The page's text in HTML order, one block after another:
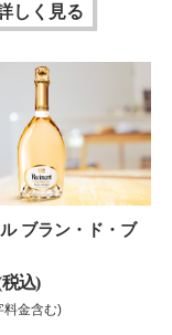
しく見る
ブラン・ド・ブ
税込)
料金含む)